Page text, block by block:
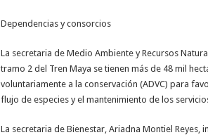
Dependencias y consorcios
La secretaria de Medio Ambiente y Recursos
tramo 2 del Tren Maya se tienen más de 48 mil
voluntariamente a la conservación (ADVC) para
flujo de especies y el mantenimiento de los
La secretaria de Bienestar, Ariadna Montiel